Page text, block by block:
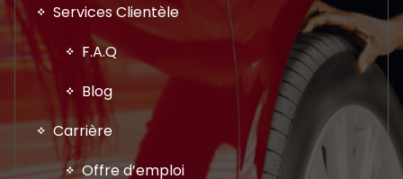
Services Clientèle
F.A.Q
Blog
Carrière
Offre d’emploi